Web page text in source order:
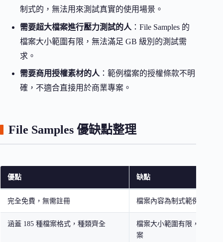
制式的，無法用來測試真實的使用場景。
需要超大檔案進行壓力測試的人 ：File Samples 的
檔案大小範圍有限，無法滿足 GB 級別的測試需
求。
需要商用授權素材的人 ：範例檔案的授權條款不明
確，不適合直接用於商業專案。
File Samples 優缺點整理
優點 缺點
完全免費，無需註冊 檔案內容為制式範例，非真
涵蓋 185 種檔案格式，種類齊全
檔案大小範圍有限，缺少大
案